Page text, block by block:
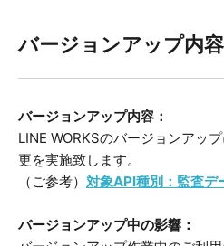
バージョンアップ内
バージョンアップ内容：
LINE WORKSのバージョンアッ
更を実施致します。
（ご参考） 対象API種別：監査デ
バージョンアップ中の影響：